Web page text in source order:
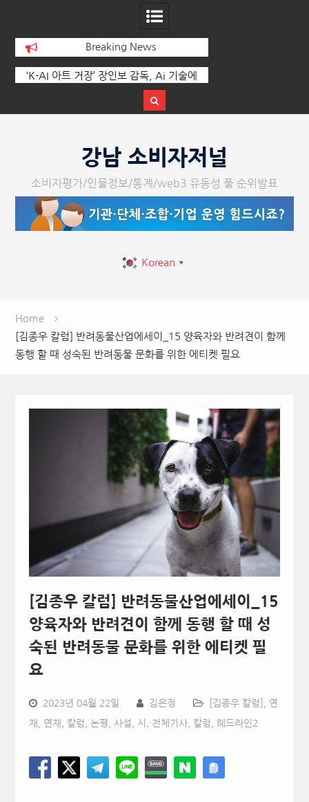
Breaking News
한국·브라질 슈퍼콘서트 올해 열린다
강남 소비자저널
소비자평가/인물정보/통계/web3 유동성 풀 순위발표
Korean ▼
Home
[김종우 칼럼] 반려동물산업에세이_15 양육자와 반려견이 함께
동행 할 때 성숙된 반려동물 문화를 위한 에티켓 필요
[김종우 칼럼] 반려동물산업에세이_15
양육자와 반려견이 함께 동행 할 때 성
숙된 반려동물 문화를 위한 에티켓 필
요
2023년 04월 22일 김은정 [김종우 칼럼] 연
재 연재, 칼럼, 논평, 사설, 시 전체기사, 칼럼 헤드라인2